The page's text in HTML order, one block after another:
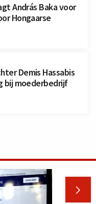
András Baka voor
Hongaarse
Demis Hassabis
bij moederbedrijf
